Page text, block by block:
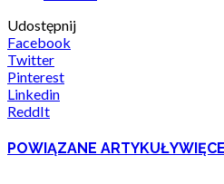
Udostępnij
Facebook
Twitter
Pinterest
Linkedin
ReddIt
POWIĄZANE ARTYKUŁY